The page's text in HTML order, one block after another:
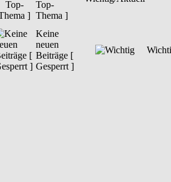
Top-
Thema ]
Keine
neuen
Beiträge [
Gesperrt ]